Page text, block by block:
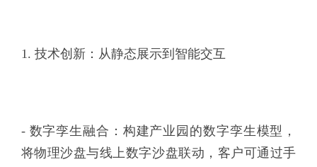
1. 技术创新：从静态展示到智能交互
- 数字孪生融合：构建产业园的数字孪生模型，
将物理沙盘与线上数字沙盘联动，客户可通过手